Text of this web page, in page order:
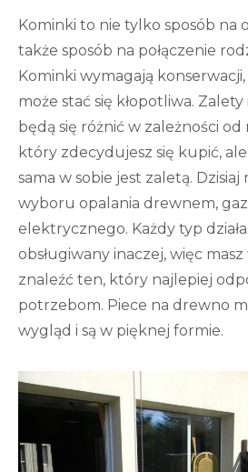
Kominki to nie tylko sposób na
także sposób na połączenie
Kominki wymagają
może stać się kłopotliwa.
będą się różnić w zależności
który zdecydujesz się kupić,
sama w sobie jest zaletą. Dzisiaj
wyboru opalania drewnem,
elektrycznego. Każdy typ
obsługiwany inaczej, więc
znaleźć ten, który najlepiej
potrzebom. Piece na drewno
wygląd i są w pięknej formie.